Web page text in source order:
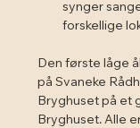
synger
forskellige
Den første låge
på Svaneke
Bryghuset på et
Bryghuset. Alle